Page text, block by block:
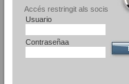
Accés restringit als socis
Usuario
Contraseñaa